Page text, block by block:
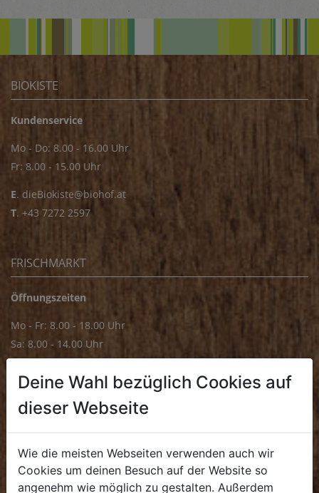
BIOKISTE
Kundenservice
Mo - Do: 8.00 - 16.00 Uhr
Fr: 8.00 - 15.00 Uhr
E. dieBiokiste@biohof.at
T. +43 7272 2597
FRISCHMARKT
Öffnungszeiten
Mo - Fr: 8.00 - 18.00 Uhr
Sa: 8.00 - 14.00 Uhr
Mo - Fr: 8.00 - 16.00 Uhr
. +43 7272 4859 70
Deine Wahl bezüglich Cookies auf
dieser Webseite
Wie die meisten Webseiten verwenden auch wir
Cookies um deinen Besuch auf der Website so
angenehm wie möglich zu gestalten. Außerdem